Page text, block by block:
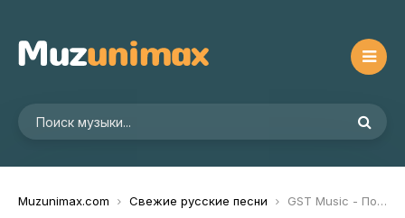
Muzunimax.com Свежие русские песни GST Music - Потеряешь меня